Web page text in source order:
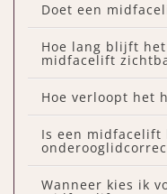
Doet een
Hoe lang blijft
midfacelift
Hoe verloopt het
Is een midfacelift
Wanneer kies ik